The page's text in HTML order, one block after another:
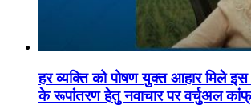
हर व्यक्ति को पोषण युक्त आहार मिले इस
के रूपांतरण हेतु नवाचार पर वर्चुअल